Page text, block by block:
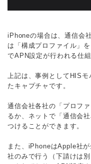
iPhoneの場合は、通信会
は「構成プロファイル」
でAPN設定が行われる仕
上記は、事例としてHIS
たキャプチャです。
通信会社各社の「プロフ
るか、ネットで「通信会
つけることができます。
また、iPhoneはApple社
社のみで行う（下請けは